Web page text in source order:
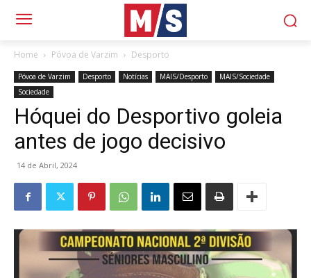
Home Póvoa de Varzim Desporto
Póvoa de Varzim Desporto Notícias MAIS/Desporto
MAIS/Sociedade
Sociedade
Hóquei do Desportivo goleia
antes de jogo decisivo
14 de Abril, 2024